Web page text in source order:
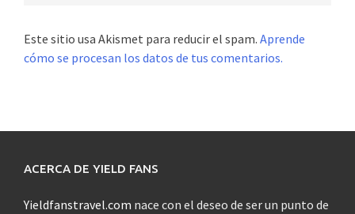
Este sitio usa Akismet para reducir el spam. Aprende
cómo se procesan los datos de tus comentarios.
ACERCA DE YIELD FANS
Yieldfanstravel.com nace con el deseo de ser un punto de